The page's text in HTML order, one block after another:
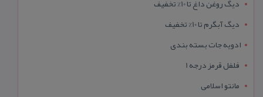
دیگ روغن داغ تا 10% تخفیف
دیگ آبگرم تا 10% تخفیف
ادویه جات بسته بندی
فلفل قرمز درجه 1
مانتو اسلامی